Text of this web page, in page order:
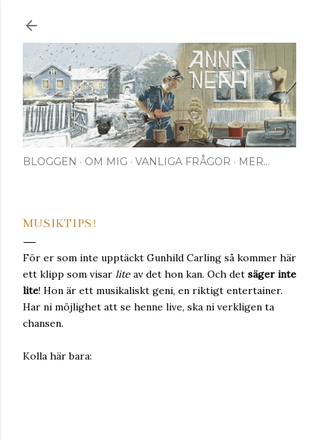
BLOGGEN OM MIG VANLIGA FRÅGOR MER…
MUSIKTIPS!
För er som inte upptäckt Gunhild Carling så kommer här
ett klipp som visar lite av det hon kan. Och det säger inte
lite! Hon är ett musikaliskt geni, en riktigt entertainer.
Har ni möjlighet att se henne live, ska ni verkligen ta
chansen.
Kolla här bara: